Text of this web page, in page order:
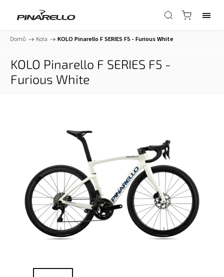
Domů / Kola / KOLO Pinarello F SERIES F5 - Furious White
KOLO Pinarello F SERIES F5 -
Furious White